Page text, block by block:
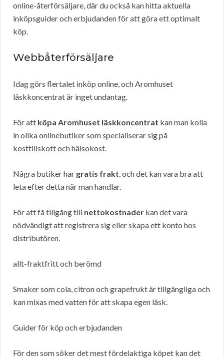
online-återförsäljare, där du också kan hitta aktuella
inköpsguider och erbjudanden för att göra ett optimalt
köp.
Webbåterförsäljare
Idag görs flertalet inköp online, och Aromhuset
läskkoncentrat är inget undantag.
För att köpa Aromhuset läskkoncentrat kan man kolla
in olika onlinebutiker som specialiserar sig på
kosttillskott och hälsokost.
Några butiker har gratis frakt, och det kan vara bra att
leta efter detta när man handlar.
För att få tillgång till nettokostnader kan det vara
nödvändigt att registrera sig eller skapa ett konto hos
distributören.
allt-fraktfritt och berömd
Smaker som cola, citron och grapefrukt är tillgängliga och
kan mixas med vatten för att skapa egen läsk.
Guider för köp och erbjudanden
För den som söker det mest fördelaktiga köpet kan det